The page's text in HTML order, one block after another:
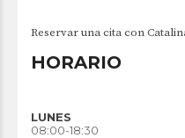
Reservar una cita con
HORARIO
LUNES
08:00-18:30